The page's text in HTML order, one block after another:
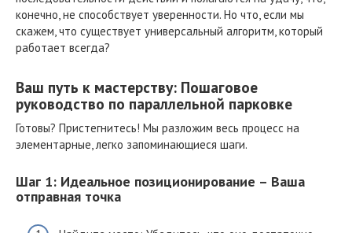
конечно, не способствует уверенности. Но что, если мы
скажем, что существует универсальный алгоритм, который
работает всегда?
Ваш путь к мастерству: Пошаговое
руководство по параллельной парковке
Готовы? Пристегнитесь! Мы разложим весь процесс на
элементарные, легко запоминающиеся шаги.
Шаг 1: Идеальное позиционирование – Ваша
отправная точка